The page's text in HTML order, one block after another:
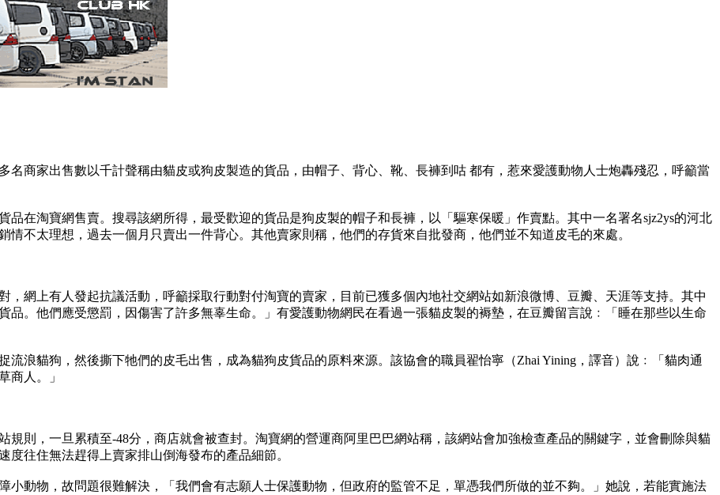
名商家出售數以千計聲稱由貓皮或狗皮製造的貨品，由帽子、背心、靴、長褲到咕 都有，惹來愛護動物人士炮轟殘忍，呼籲當
品在淘寶網售賣。搜尋該網所得，最受歡迎的貨品是狗皮製的帽子和長褲，以「驅寒保暖」作賣點。其中一名署名sjz2ys的河北
情不太理想，過去一個月只賣出一件背心。其他賣家則稱，他們的存貨來自批發商，他們並不知道皮毛的來處。
，網上有人發起抗議活動，呼籲採取行動對付淘寶的賣家，目前已獲多個內地社交網站如新浪微博、豆瓣、天涯等支持。其中
品。他們應受懲罰，因傷害了許多無辜生命。」有愛護動物網民在看過一張貓皮製的褥墊，在豆瓣留言說﹕「睡在那些以生命
流浪貓狗，然後撕下牠們的皮毛出售，成為貓狗皮貨品的原料來源。該協會的職員翟怡寧（Zhai Yining，譯音）說﹕「貓肉通
商人。」
規則，一旦累積至-48分，商店就會被查封。淘寶網的營運商阿里巴巴網站稱，該網站會加強檢查產品的關鍵字，並會刪除與貓
往住無法趕得上賣家排山倒海發布的產品細節。
小動物，故問題很難解決，「我們會有志願人士保護動物，但政府的監管不足，單憑我們所做的並不夠。」她說，若能實施法